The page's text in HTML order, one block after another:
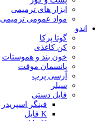
ابزار های ترمیمی
مواد عمومی ترمیمی
اندو
گوتا پرکا
کن کاغذی
خون بند و هموستات
پانسمان موقت
آرسی پرپ
سیلر
فایل دستی
فینگر اسپریدر
K فایل